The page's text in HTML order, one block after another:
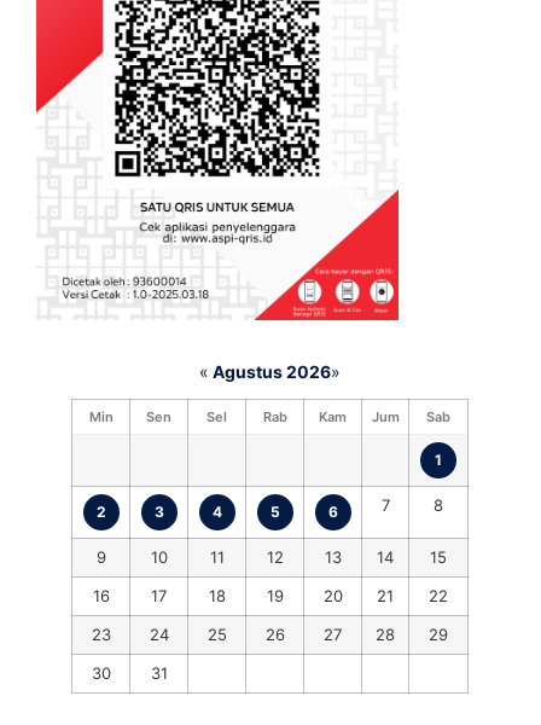
« Agustus 2026»
Min Sen Sel Rab Kam Jum Sab
1
2 3 4 5 6 7 8
9 10 11 12 13 14
15
16
17 18 19 20 21
22
23
24 25 26 27 28
29
30
31